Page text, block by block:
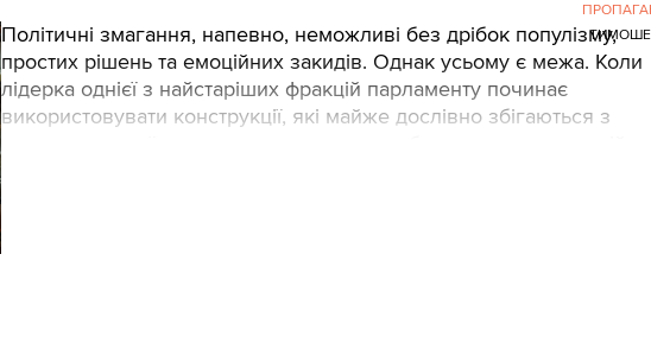
Політичні змагання, напевно, неможливі без дрібок популізму,
простих рішень та емоційних закидів. Однак усьому є межа. Коли
лідерка однієї з найстаріших фракцій парламенту починає
використовувати конструкції, які майже дослівно збігаються з